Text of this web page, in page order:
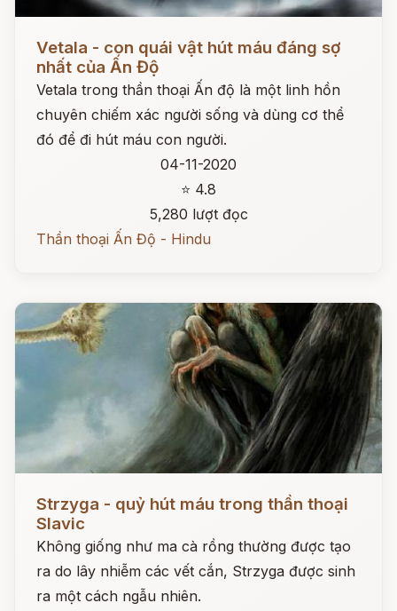
Vetala - con quái vật hút máu đáng sợ
nhất của Ấn Độ
Vetala trong thần thoại Ấn độ là một linh hồn
chuyên chiếm xác người sống và dùng cơ thể
đó để đi hút máu con người.
04-11-2020
⭐ 4.8
5,280 lượt đọc
Thần thoại Ấn Độ - Hindu
Strzyga - quỷ hút máu trong thần thoại
Slavic
Không giống như ma cà rồng thường được tạo
ra do lây nhiễm các vết cắn, Strzyga được sinh
ra một cách ngẫu nhiên.